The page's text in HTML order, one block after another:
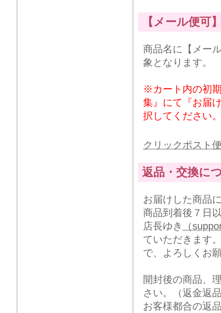
【メール便可
商品名に【メー
象となります。
※カート内の初
集』にて『お届
択してください
クリックポスト
返品・交換に
お届けした商品
商品到着後７日
店長ゆき
（
ていただきます
で、よろしくお
開封後の商品、
さい。（返金返
お客様都合の返